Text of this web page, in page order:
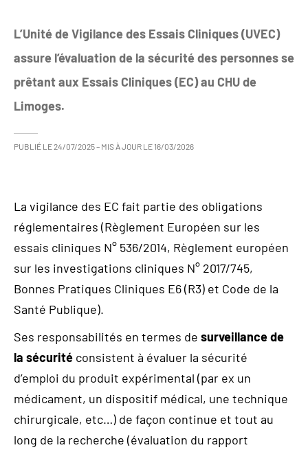
L’Unité de Vigilance des Essais Cliniques (UVEC)
assure l’évaluation de la sécurité des personnes se
prêtant aux Essais Cliniques (EC) au CHU de
Limoges.
PUBLIÉ LE24/07/2025– MIS À JOUR LE 16/03/2026
La vigilance des EC fait partie des obligations
réglementaires (Règlement Européen sur les
essais cliniques N° 536/2014, Règlement européen
sur les investigations cliniques N° 2017/745,
Bonnes Pratiques Cliniques E6 (R3) et Code de la
Santé Publique).
Ses responsabilités en termes de surveillance de
la sécurité consistent à évaluer la sécurité
d’emploi du produit expérimental (par ex un
médicament, un dispositif médical, une technique
chirurgicale, etc…) de façon continue et tout au
long de la recherche (évaluation du rapport